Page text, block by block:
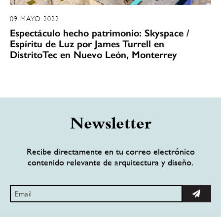
09 MAYO 2022
Espectáculo hecho patrimonio: Skyspace /
Espíritu de Luz por James Turrell en
DistritoTec en Nuevo León, Monterrey
Newsletter
Recibe directamente en tu correo electrónico
contenido relevante de arquitectura y diseño.